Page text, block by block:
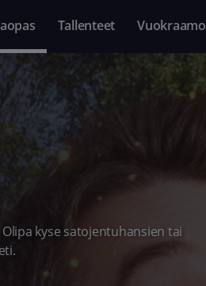
Tallenteet Vuokraamo
kyse satojentuhansien tai